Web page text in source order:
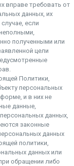
вправе требовать от
данных, их
если
полученными или
цели
Политики,
персональных
и в них не
данные,
данных,
законные
данных
политики,
данных или
обращении либо